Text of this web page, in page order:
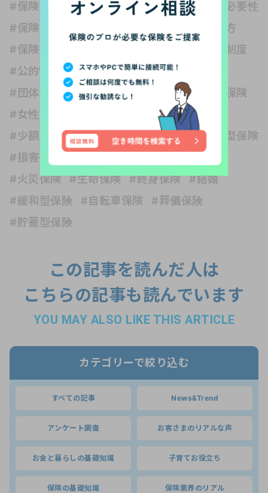
#保険と税金 #保険の世界は複雑
#保険の必要性
#保険の種類
#保険の選び方
#保険金
#公的保険 社会保障制度
#公的制度
#医療保険
#収入保障保険
#団体信用生命保険
#変額保険
#外貨建て保険
#女性保険
#子育て
#学資保険
#少額短期保険
#就業不能保険
#掛け捨て型保険
#損害保険
#火災保険
#生命保険 #終身保険
#結婚
#緩和型保険
#自転車保険
#葬儀保険
#貯蓄型保険
この記事を読んだ人は
こちらの記事も読んでいます
YOU MAY ALSO LIKE THIS ARTICLE
カテゴリーで絞り込む
すべての記事 News&Trend
アンケート調査 お客さまのリアルな声
お金と暮らしの基礎知識 子育てお役立ち
保険の基礎知識 保険業界のリアル